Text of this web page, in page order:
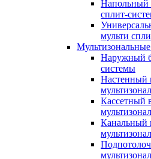
Напольный
сплит-
мульти
Наружный
системы
Настенный
Кассетный
Канальный